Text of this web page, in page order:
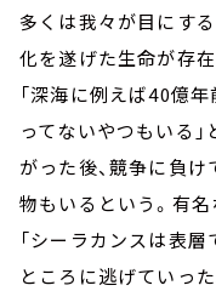
多くは我々が目にす
化を遂げた生命が存在
「深海に例えば40億
ってないやつもいる
がった後、競争に負け
物もいるという。有
「シーラカンスは表
ところに逃げていっ